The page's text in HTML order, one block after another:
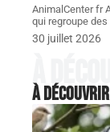
AnimalCenter fr
qui regroupe
30 juillet 2026
À
À découvrir